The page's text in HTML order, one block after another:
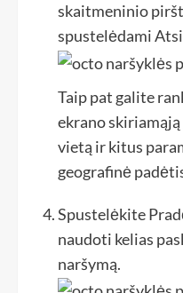
skaitmeninio
spustelėdami
Taip pat galite
ekrano
vietą ir kitus
geografinė
Spustelėkite
naudoti kelias
naršymą.